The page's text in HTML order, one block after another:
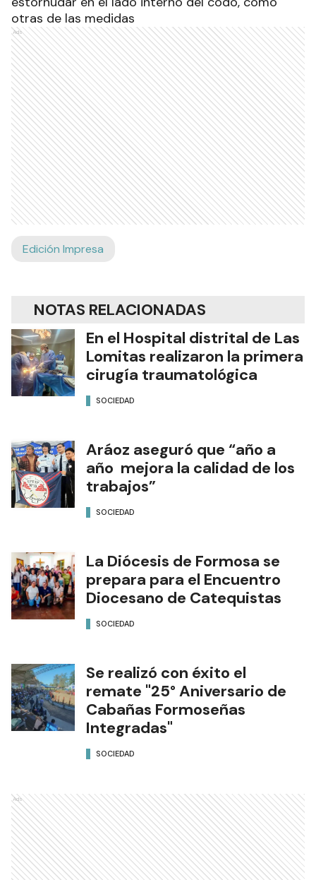
otras de las medidas
Ads
Edición Impresa
NOTAS RELACIONADAS
En el Hospital distrital de Las
Lomitas realizaron la primera
cirugía traumatológica
SOCIEDAD
Aráoz aseguró que “año a
año mejora la calidad de los
trabajos”
SOCIEDAD
La Diócesis de Formosa se
prepara para el Encuentro
Diocesano de Catequistas
SOCIEDAD
Se realizó con éxito el
remate "25° Aniversario de
Cabañas Formoseñas
Integradas"
SOCIEDAD
Ads